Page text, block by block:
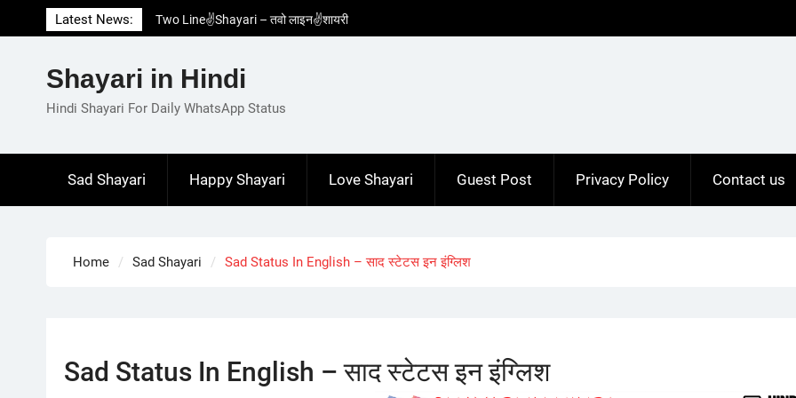
to
Latest News:
Two Line✌️Shayari – तवो लाइन✌️शायरी
Love😓Lines In Hindi – लव😓लाइन्स इन हिंदी
Love🥳Poetry In Hindi – लव🥳पोएट्री इन हिंदी
1 Line☝️Shayari In Hindi – १ लाइन☝️शायरी इन
Shayari in Hindi
Hindi Shayari For Daily WhatsApp Status
Sad Shayari Happy Shayari Love Shayari Guest Post Privacy Policy Contact us
Home Sad Shayari Sad Status In English – साद स्टेटस इन इंग्लिश
Sad Status In English – साद स्टेटस इन इंग्लिश